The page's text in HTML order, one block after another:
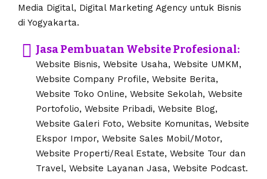
Media Digital, Digital Marketing Agency untuk Bisnis
di Yogyakarta.
Jasa Pembuatan Website Profesional:
Website Bisnis, Website Usaha, Website UMKM,
Website Company Profile, Website Berita,
Website Toko Online, Website Sekolah, Website
Portofolio, Website Pribadi, Website Blog,
Website Galeri Foto, Website Komunitas, Website
Ekspor Impor, Website Sales Mobil/Motor,
Website Properti/Real Estate, Website Tour dan
Travel, Website Layanan Jasa, Website Podcast.